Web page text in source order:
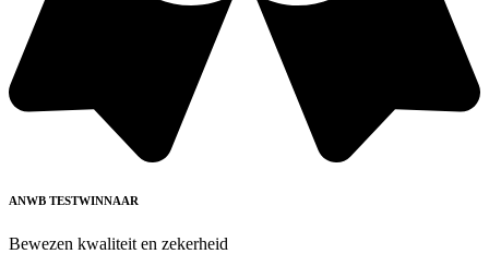
ANWB TESTWINNAAR
Bewezen kwaliteit en zekerheid